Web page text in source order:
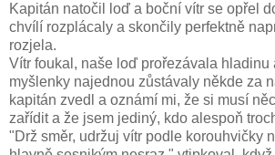
Kapitán natočil loď a boční vítr se opřel
chvílí rozplácaly a skončily perfektně
rozjela.
Vítr foukal, naše loď prořezávala hladinu
myšlenky najednou zůstávaly někde za
kapitán zvedl a oznámí mi, že si musí
zařídit a že jsem jediný, kdo alespoň
"Drž směr, udržuj vítr podle korouhvičky